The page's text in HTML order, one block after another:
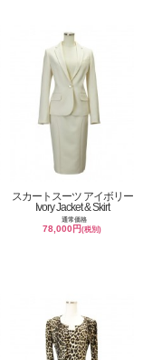
スカートスーツ アイボリー
Ivory Jacket & Skirt
通常価格
78,000円(税別)